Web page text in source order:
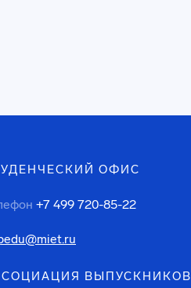
ОФИС
+7 499 720-85-22
ВЫПУСКНИКОВ